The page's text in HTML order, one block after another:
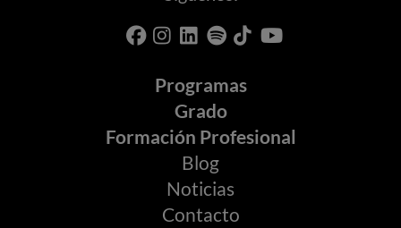
Programas
Grado
Formación Profesional
Blog
Noticias
Contacto